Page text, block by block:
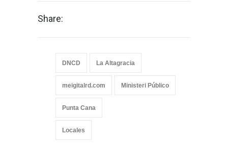
Share:
DNCD La Altagracia
meigitalrd.com Ministeri Público
Punta Cana
Locales